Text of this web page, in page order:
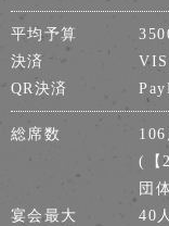
平均予算
決済
QR決済
総席数
106
(【
団
宴会最大
40人